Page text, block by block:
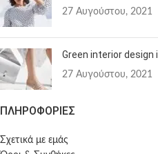
27 Αυγούστου, 2021
Green interior design
27 Αυγούστου, 2021
ΠΛΗΡΟΦΟΡΙΕΣ
Σχετικά με εμάς